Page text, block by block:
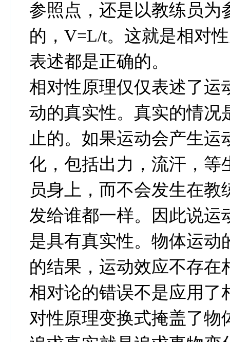
参照点，还是以教练员为
的，V=L/t。这就是相对
表述都是正确的。
相对性原理仅仅表述了运
动的真实性。真实的情况
止的。如果运动会产生
化，包括出力，流汗，等
员身上，而不会发生在
发给谁都一样。因此说运
是具有真实性。物体运动
的结果，运动效应不存在
相对论的错误不是应用了
对性原理变换式掩盖了物